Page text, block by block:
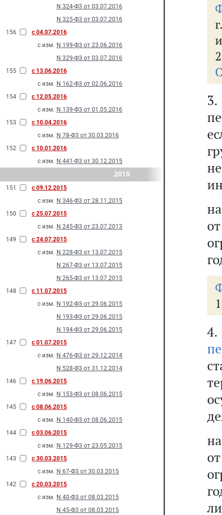
N 324-Ф3 от 03.07.2016
N 325-Ф3 от 03.07.2016
156
с 04.07.2016
с изм. N 199-Ф3 от 23.06.2016
N 329-Ф3 от 03.07.2016
155
с 13.06.2016
с изм. N 162-Ф3 от 02.06.2016
154
с 12.05.2016
с изм. N 139-Ф3 от 01.05.2016
153
с 10.04.2016
с изм. N 78-Ф3 от 30.03.2016
152
с 10.01.2016
с изм. N 441-Ф3 от 30.12.2015
2015
151
с 09.12.2015
с изм. N 346-Ф3 от 28.11.2015
150
с 25.07.2015
с изм. N 245-Ф3 от 23.07.2013
149
с 24.07.2015
с изм. N 228-Ф3 от 13.07.2015
N 267-Ф3 от 13.07.2015
N 265-Ф3 от 13.07.2015
148
с 11.07.2015
с изм. N 192-Ф3 от 29.06.2015
N 193-Ф3 от 29.06.2015
N 194-Ф3 от 29.06.2015
147
с 01.07.2015
с изм. N 476-Ф3 от 29.12.2014
N 528-Ф3 от 31.12.2014
146
с 19.06.2015
с изм. N 153-Ф3 от 08.06.2015
145
с 08.06.2015
с изм. N 140-Ф3 от 08.06.2015
144
с 03.06.2015
с изм. N 129-Ф3 от 23.05.2015
143
с 30.03.2015
с изм. N 67-Ф3 от 30.03.2015
142
с 20.03.2015
с изм. N 40-Ф3 от 08.03.2015
N 45-Ф3 от 08.03.2015